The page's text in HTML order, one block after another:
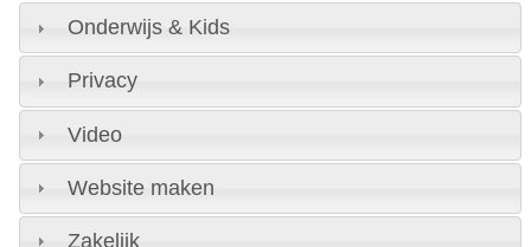
Onderwijs & Kids
Privacy
Video
Website maken
Zakelijk